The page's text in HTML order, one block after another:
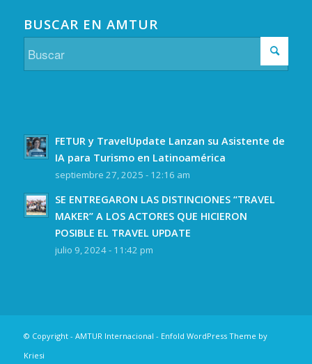
BUSCAR EN AMTUR
FETUR y TravelUpdate Lanzan su Asistente de
IA para Turismo en Latinoamérica
septiembre 27, 2025 - 12:16 am
SE ENTREGARON LAS DISTINCIONES “TRAVEL
MAKER” A LOS ACTORES QUE HICIERON
POSIBLE EL TRAVEL UPDATE
julio 9, 2024 - 11:42 pm
© Copyright - AMTUR Internacional - Enfold WordPress Theme by
Kriesi